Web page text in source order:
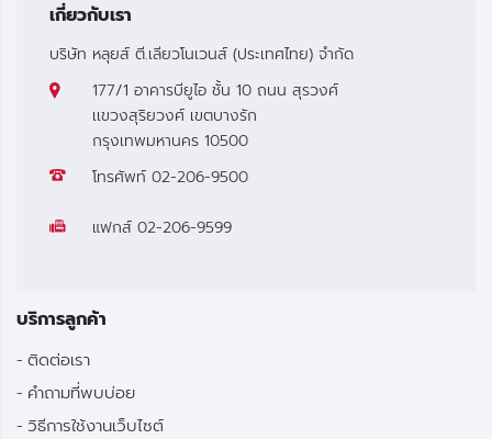
เกี่ยวกับเรา
บริษัท หลุยส์ ตี.เลียวโนเวนส์ (ประเทศไทย) จำกัด
177/1 อาคารบียูไอ ชั้น 10 ถนน สุรวงศ์
เเขวงสุริยวงศ์ เขตบางรัก
กรุงเทพมหานคร 10500
โทรศัพท์ 02-206-9500
แฟกส์ 02-206-9599
บริการลูกค้า
ติดต่อเรา
คำถามที่พบบ่อย
วิธีการใช้งานเว็บไซต์